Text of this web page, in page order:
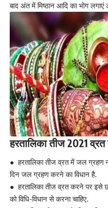
बाद अंत में मिष्ठान आदि का भोग
हरतालिका तीज 2021
● हरतालिका तीज व्रत में जल ग्रहण
दिन जल ग्रहण करने का विधान है.
● हरतालिका तीज व्रत करने पर इसे
को विधि-विधान से करना चाहिए.